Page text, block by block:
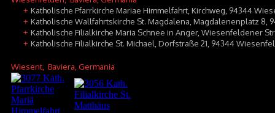
+ Katholische Pfarrkirche Mariae Himmelfahrt, Kirchweg, 94344
+ Katholische Wallfahrtskirche St. Magdalena, Magdalenenplatz 8,
+ Katholische Filialkirche Maria Schnee in Anger, Wiesenfeldener
+ Katholische Filialkirche St. Michael, Dorfstraße 21, 94344
Wiesent , Baviera, Germania